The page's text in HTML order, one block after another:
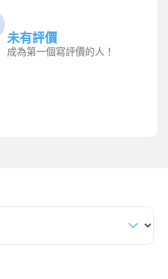
未有評價
成為第一個寫評價的人！